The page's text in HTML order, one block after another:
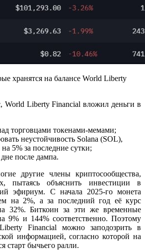
хранятся на балансе World Liberty
Liberty Financial вложил деньги в
торговцами токенами-мемами;
неустойчивость Solana (SOL),
5% за последние сутки;
после дампа.
другие члены криптосообщества,
пытаясь объяснить инвестиции в
эфириум. С начала 2025-го монета
на 2%, а за последний год её курс
32%. Биткоин за эти же временные
9% и 144% соответственно. Поэтому
Financial можно заподозрить в
информацией, согласно которой на
старт бычьего ралли.